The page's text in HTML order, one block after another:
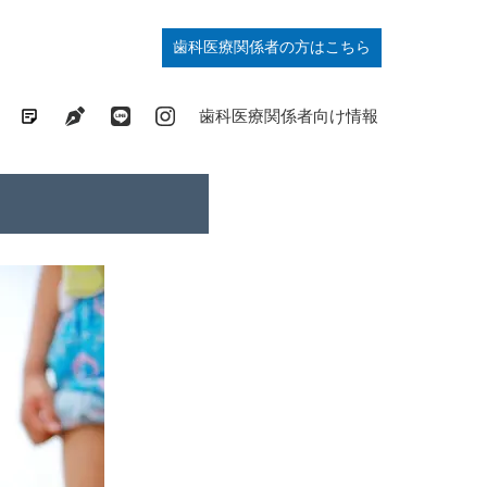
歯科医療関係者の方はこちら
歯列矯正の基礎知識コラム
ドクターブログ
最新情報発信中
症例掲載中
歯科医療関係者向け情報